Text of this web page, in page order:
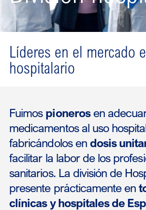
Líderes en el mercado
hospitalario
Fuimos pionerosen
medicamentos al uso
fabricándolos en dosis
facilitar la labor de los
sanitarios. La división de
presente prácticamente en
clínicas y hospitales de